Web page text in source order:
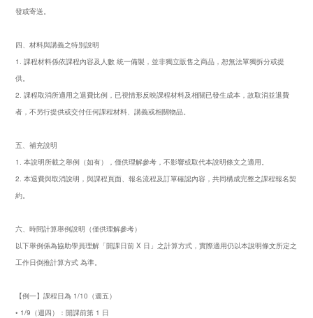
發或寄送。
四、材料與講義之特別說明
1. 課程材料係依課程內容及人數 統一備製，並非獨立販售之商品，恕無法單獨拆分或提
供。
2. 課程取消所適用之退費比例，已視情形反映課程材料及相關已發生成本，故取消並退費
者，不另行提供或交付任何課程材料、講義或相關物品。
五、補充說明
1. 本說明所載之舉例（如有），僅供理解參考，不影響或取代本說明條文之適用。
2. 本退費與取消說明，與課程頁面、報名流程及訂單確認內容，共同構成完整之課程報名契
約。
六、時間計算舉例說明（僅供理解參考）
以下舉例係為協助學員理解「開課日前 X 日」之計算方式，實際適用仍以本說明條文所定之
工作日倒推計算方式 為準。
【例一】課程日為 1/10（週五）
• 1/9（週四）：開課前第 1 日